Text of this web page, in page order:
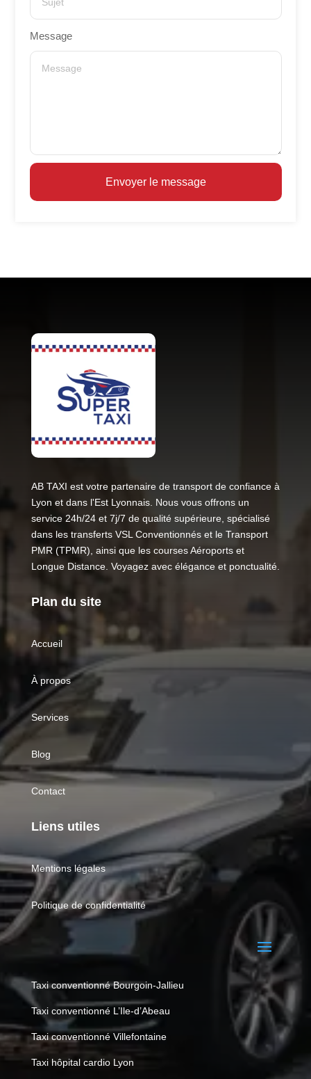
Message
Envoyer le message
AB TAXI est votre partenaire de transport de confiance à
Lyon et dans l'Est Lyonnais. Nous vous offrons un
service 24h/24 et 7j/7 de qualité supérieure, spécialisé
dans les transferts VSL Conventionnés et le Transport
PMR (TPMR), ainsi que les courses Aéroports et
Longue Distance. Voyagez avec élégance et ponctualité.
Plan du site
Accueil
À propos
Services
Blog
Contact
Liens utiles
Mentions légales
Politique de confidentialité
Taxi conventionné Bourgoin-Jallieu
Taxi conventionné L’Ile-d’Abeau
Taxi conventionné Villefontaine
Taxi hôpital cardio Lyon